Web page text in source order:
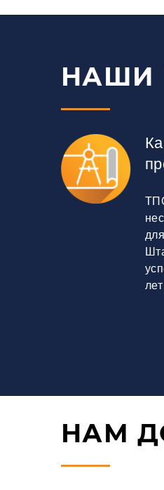
НАШИ
НАМ